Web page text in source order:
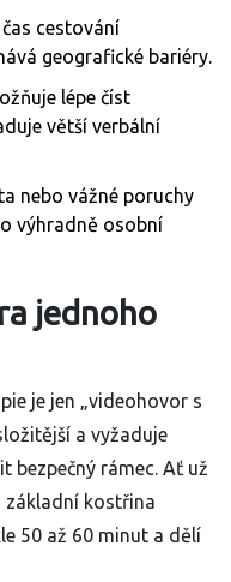
cestování
geografické bariéry.
lépe číst
větší verbální
nebo vážné poruchy
výhradně osobní
jednoho
je jen „videohovor s
a vyžaduje
bezpečný rámec. Ať už
kostřina
50 až 60 minut a dělí